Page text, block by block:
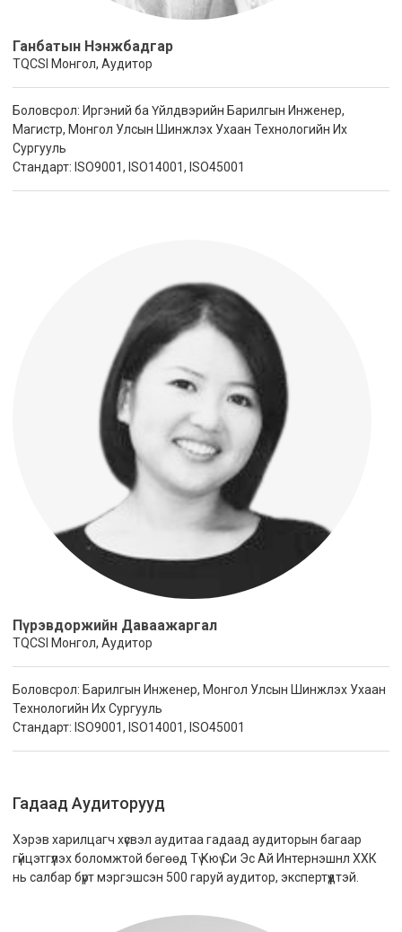
Ганбатын Нэнжбадгар
TQCSI Монгол, Аудитор
Боловсрол: Иргэний ба Үйлдвэрийн Барилгын Инженер,
Магистр, Монгол Улсын Шинжлэх Ухаан Технологийн Их
Сургууль
Стандарт: ISO9001, ISO14001, ISO45001
Пүрэвдоржийн Даваажаргал
TQCSI Монгол, Аудитор
Боловсрол: Барилгын Инженер, Монгол Улсын Шинжлэх Ухаан
Технологийн Их Сургууль
Стандарт: ISO9001, ISO14001, ISO45001
Гадаад Аудиторууд
Хэрэв харилцагч хүсвэл аудитаа гадаад аудиторын багаар
гүйцэтгүүлэх боломжтой бөгөөд Тү Кюү Си Эс Ай Интернэшнл ХХК
нь салбар бүрт мэргэшсэн 500 гаруй аудитор, экспертүүдтэй.